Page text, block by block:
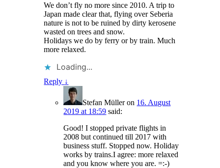
We don’t fly no more since 2010. A trip to
Japan made clear that, flying over Seberia
nature is not to be ruined by dirty kerosene
wasted on trees and snow.
Holidays we do by ferry or by train. Much
more relaxed.
Loading...
Reply ↓
Stefan Mülleron 16. August
2019 at 18:59 said:
Good! I stopped private flights in
2008 but continued till 2017 with
business stuff. Stopped now. Holiday
works by trains.I agree: more relaxed
and you know where you are. =:-)